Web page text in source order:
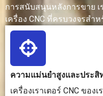
ความลึก
ของการตัด
เซาะร่อ
สลักนูนต่
การสนับสนุนหลังการขาย
เครื่อง CNC ที่ครบวงจรสำ
ความแม่นยำสูงและประสิ
เครื่องเราเตอร์ CNC ขอ